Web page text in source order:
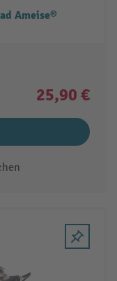
Ameise®
25,90 €